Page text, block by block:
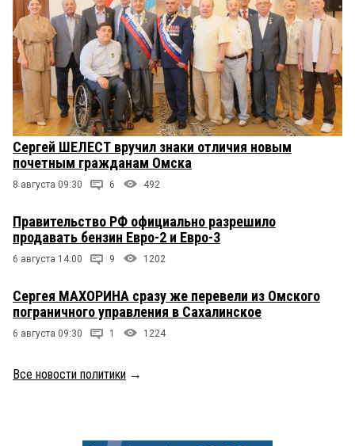
Сергей ШЕЛЕСТ вручил знаки отличия новым
почетным гражданам Омска
8 августа 09:30 6 492
Правительство РФ официально разрешило
продавать бензин Евро-2 и Евро-3
6 августа 14:00 9 1202
Сергея МАХОРИНА сразу же перевели из Омского
пограничного управления в Сахалинское
6 августа 09:30 1 1224
Все новости политики →